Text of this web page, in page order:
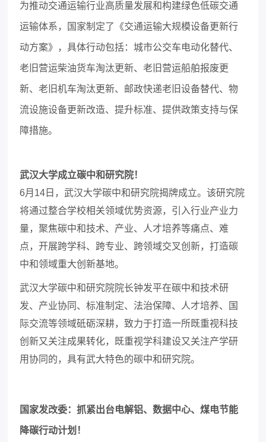
为推动交通运输行业高质量发展和构建绿色低碳交通
运输体系，国家制定了 《交通运输大规模设备更新行
动方案》 ，具体行动包括：城市公交车电动化替代、
老旧营运柴油货车淘汰更新、老旧营运船舶报废更
新、老旧机车淘汰更新、 邮政快递老旧设备替代、物
流设施设备更新改造、提升标准、提供政策支持与保
障措施。
武汉大学成立碳中和研究院！
6月14日，武汉大学碳中和研究院揭牌成立。该研究院
将通过整合学校相关领域优势资源，引入行业产业力
量，聚焦碳中和技术、产业、人才培养等痛点、难
点，开展跨学科、跨专业、跨领域交叉创新，打造碳
中和领域重大创新基地。
武汉大学碳中和研究院院长钟发平在碳中和技术研
发、产业协同、标准制定、法治保障、人才培养、国
际交流等领域砥砺深耕， 致力于打造一所既重视科技
创新又关注成果转化，既重视学科建设又关注产学研
用协同的，具有武大特色的碳中和研究院。
国家发改委：抓紧出台电解铝、数据中心、煤电节能
降碳行动计划！